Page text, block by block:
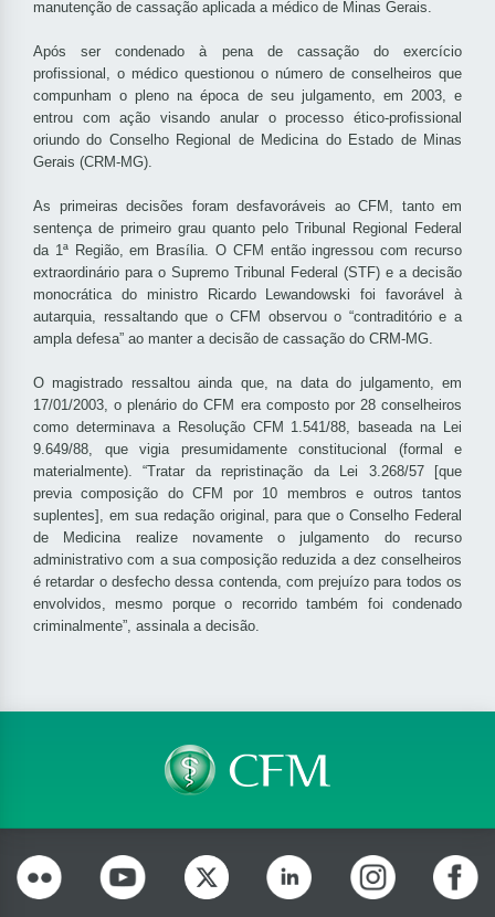
manutenção de cassação aplicada a médico de Minas Gerais.
Após ser condenado à pena de cassação do exercício
profissional, o médico questionou o número de conselheiros que
compunham o pleno na época de seu julgamento, em 2003, e
entrou com ação visando anular o processo ético-profissional
oriundo do Conselho Regional de Medicina do Estado de Minas
Gerais (CRM-MG).
As primeiras decisões foram desfavoráveis ao CFM, tanto em
sentença de primeiro grau quanto pelo Tribunal Regional Federal
da 1ª Região, em Brasília. O CFM então ingressou com recurso
extraordinário para o Supremo Tribunal Federal (STF) e a decisão
monocrática do ministro Ricardo Lewandowski foi favorável à
autarquia, ressaltando que o CFM observou o “contraditório e a
ampla defesa” ao manter a decisão de cassação do CRM-MG.
O magistrado ressaltou ainda que, na data do julgamento, em
17/01/2003, o plenário do CFM era composto por 28 conselheiros
como determinava a Resolução CFM 1.541/88, baseada na Lei
9.649/88, que vigia presumidamente constitucional (formal e
materialmente). “Tratar da repristinação da Lei 3.268/57 [que
previa composição do CFM por 10 membros e outros tantos
suplentes], em sua redação original, para que o Conselho Federal
de Medicina realize novamente o julgamento do recurso
administrativo com a sua composição reduzida a dez conselheiros
é retardar o desfecho dessa contenda, com prejuízo para todos os
envolvidos, mesmo porque o recorrido também foi condenado
criminalmente”, assinala a decisão.